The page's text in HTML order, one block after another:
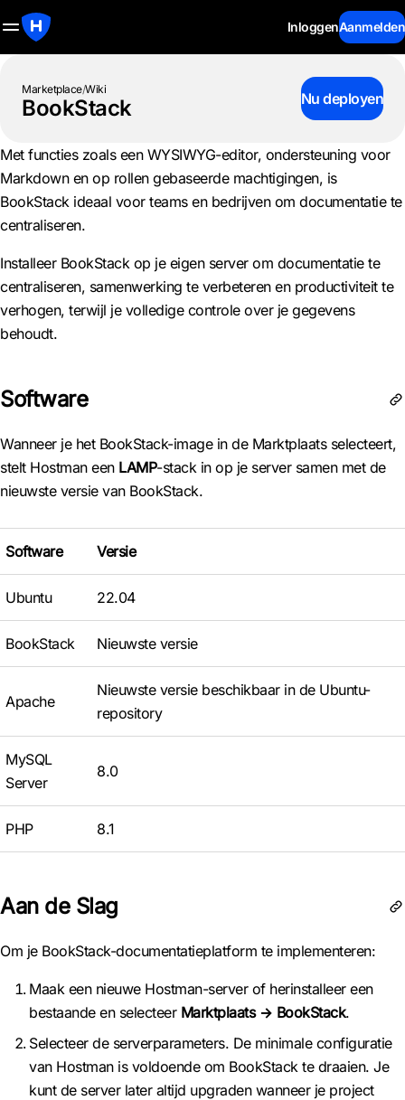
InloggenAanmelden
Marketplace/Wiki
BookStack Nu deployen
Met functies zoals een WYSIWYG-editor, ondersteuning voor
Markdown en op rollen gebaseerde machtigingen, is
BookStack ideaal voor teams en bedrijven om documentatie te
centraliseren.
Installeer BookStack op je eigen server om documentatie te
centraliseren, samenwerking te verbeteren en productiviteit te
verhogen, terwijl je volledige controle over je gegevens
behoudt.
Software
Wanneer je het BookStack-image in de Marktplaats selecteert,
stelt Hostman een LAMP-stack in op je server samen met de
nieuwste versie van BookStack.
Software Versie
Ubuntu 22.04
BookStack Nieuwste versie
Apache
Nieuwste versie beschikbaar in de Ubuntu-
repository
MySQL
Server
8.0
PHP 8.1
Aan de Slag
Om je BookStack-documentatieplatform te implementeren:
Maak een nieuwe Hostman-server of herinstalleer een
bestaande en selecteer Marktplaats→ BookStack.
Selecteer de serverparameters. De minimale configuratie
van Hostman is voldoende om BookStack te draaien. Je
kunt de server later altijd upgraden wanneer je project